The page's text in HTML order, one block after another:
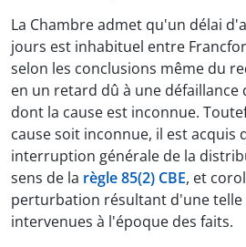
La Chambre admet qu'un délai
jours est inhabituel entre
selon les conclusions même du
en un retard dû à une défaillance
dont la cause est inconnue.
cause soit inconnue, il est acquis
interruption générale de la
sens de la règle 85(2) CBE, et
perturbation résultant d'une
intervenues à l'époque des faits.